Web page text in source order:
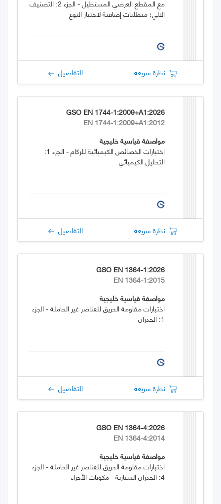
مع المقطع العرضي المستطيل - الجزء 2: التصنيف
الالي؛ متطلبات إضافية لاختبار النوع
نظرة سريعة التفاصيل
GSO EN 1744-1:2009+A1:2026
EN 1744-1:2009+A1:2012
مواصفة قياسية خليجية
اختبارات الخصائص الكيميائية للركام - الجزء 1:
التحليل الكيميائي
نظرة سريعة التفاصيل
GSO EN 1364-1:2026
EN 1364-1:2015
مواصفة قياسية خليجية
اختبارات مقاومة الحريق للعناصر غير الحاملة - الجزء
1: الجدران
نظرة سريعة التفاصيل
GSO EN 1364-4:2026
EN 1364-4:2014
مواصفة قياسية خليجية
اختبارات مقاومة الحريق للعناصر غير الحاملة - الجزء
4: الجدران الستارية - مكونات الأجزاء